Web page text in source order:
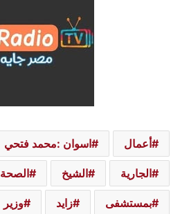
أعمال اسوان :محمد فتحي
الجارية الشيخ الصحة
بمستشفى زايد وزير